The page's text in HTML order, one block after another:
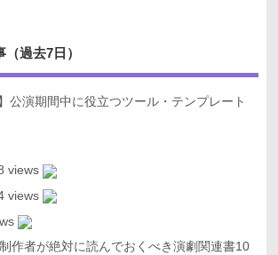
過去7日）
公演期間中に役立つツール・テンプレート
views
views
作者が絶対に読んでおくべき演劇関連書10